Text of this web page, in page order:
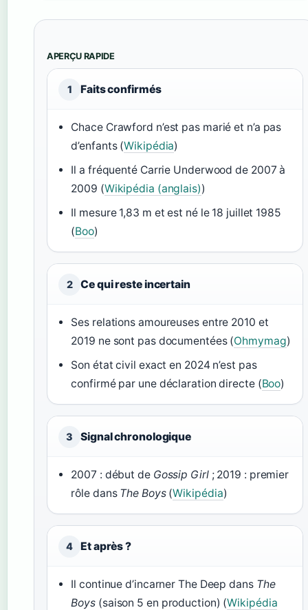
APERÇU RAPIDE
1 Faits confirmés
Chace Crawford n’est pas marié et n’a pas
d’enfants (Wikipédia)
Il a fréquenté Carrie Underwood de 2007 à
2009 (Wikipédia (anglais))
Il mesure 1,83 m et est né le 18 juillet 1985
(Boo)
2 Ce qui reste incertain
Ses relations amoureuses entre 2010 et
2019 ne sont pas documentées (Ohmymag)
Son état civil exact en 2024 n’est pas
confirmé par une déclaration directe (Boo)
3 Signal chronologique
2007 : début de Gossip Girl; 2019 : premier
rôle dans The Boys(Wikipédia)
4 Et après ?
Il continue d’incarner The Deep dans The
Boys (saison 5 en production) (Wikipédia